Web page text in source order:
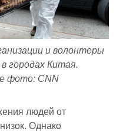
и волонтеры
городах Китая.
фото: CNN
людей от
Однако